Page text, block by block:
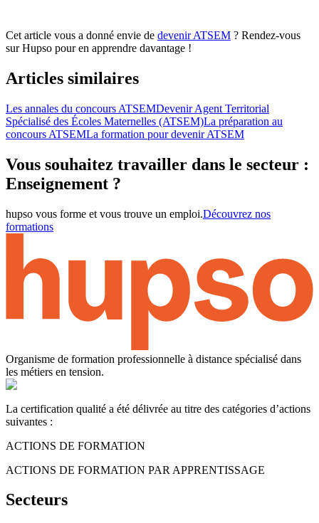
Cet article vous a donné envie de devenir ATSEM ? Rendez-vous
sur Hupso pour en apprendre davantage !
Articles similaires
Les annales du concours ATSEMDevenir Agent Territorial
Spécialisé des Écoles Maternelles (ATSEM)La préparation au
concours ATSEMLa formation pour devenir ATSEM
Vous souhaitez travailler dans le secteur :
Enseignement ?
hupso vous forme et vous trouve un emploi.Découvrez nos
formations
Organisme de formation professionnelle à distance spécialisé dans
les métiers en tension.
La certification qualité a été délivrée au titre des catégories d’actions
suivantes :
ACTIONS DE FORMATION
ACTIONS DE FORMATION PAR APPRENTISSAGE
Secteurs